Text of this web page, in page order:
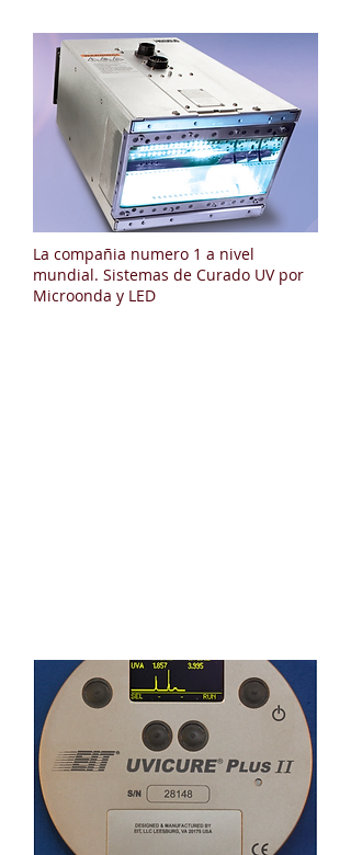
La compañia numero 1 a nivel
mundial. Sistemas de Curado UV por
Microonda y LED